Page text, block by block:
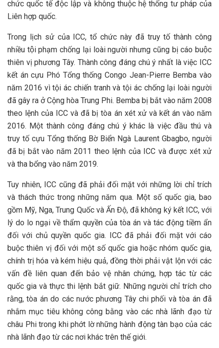
chức quốc tế độc lập và không thuộc hệ thống tư pháp của
Liên hợp quốc.
Trong lịch sử của ICC, tổ chức này đã truy tố thành công
nhiều tội phạm chống lại loài người nhưng cũng bị cáo buộc
thiên vị phương Tây. Thành công đáng chú ý nhất là việc ICC
kết án cựu Phó Tổng thống Congo Jean-Pierre Bemba vào
năm 2016 vì tội ác chiến tranh và tội ác chống lại loài người
đã gây ra ở Cộng hòa Trung Phi. Bemba bị bắt vào năm 2008
theo lệnh của ICC và đã bị tòa án xét xử và kết án vào năm
2016. Một thành công đáng chú ý khác là việc đầu thú và
truy tố cựu Tổng thống Bờ Biển Ngà Laurent Gbagbo, người
đã bị bắt vào năm 2011 theo lệnh của ICC và được xét xử
và tha bổng vào năm 2019.
Tuy nhiên, ICC cũng đã phải đối mặt với những lời chỉ trích
và thách thức trong những năm qua. Một số quốc gia, bao
gồm Mỹ, Nga, Trung Quốc và Ấn Độ, đã không ký kết ICC, với
lý do lo ngại về thẩm quyền của tòa án và tác động tiềm ẩn
đối với chủ quyền quốc gia. ICC đã phải đối mặt với cáo
buộc thiên vị đối với một số quốc gia hoặc nhóm quốc gia,
chính trị hóa và kém hiệu quả, đồng thời phải vật lộn với các
vấn đề liên quan đến bảo vệ nhân chứng, hợp tác từ các
quốc gia và thực thi lệnh bắt giữ. Những người chỉ trích cho
rằng, tòa án do các nước phương Tây chi phối và tòa án đã
nhắm mục tiêu không công bằng vào các nhà lãnh đạo từ
châu Phi trong khi phớt lờ những hành động tàn bạo của các
nhà lãnh đạo từ các nơi khác trên thế giới.